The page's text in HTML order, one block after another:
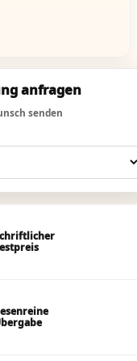
anfragen
senden